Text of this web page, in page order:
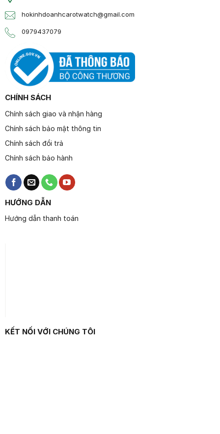
hokinhdoanhcarotwatch@gmail.com
0979437079
CHÍNH SÁCH
Chính sách giao và nhận hàng
Chính sách bảo mật thông tin
Chính sách đổi trả
Chính sách bảo hành
HƯỚNG DẪN
Hướng dẫn thanh toán
KẾT NỐI VỚI CHÚNG TÔI